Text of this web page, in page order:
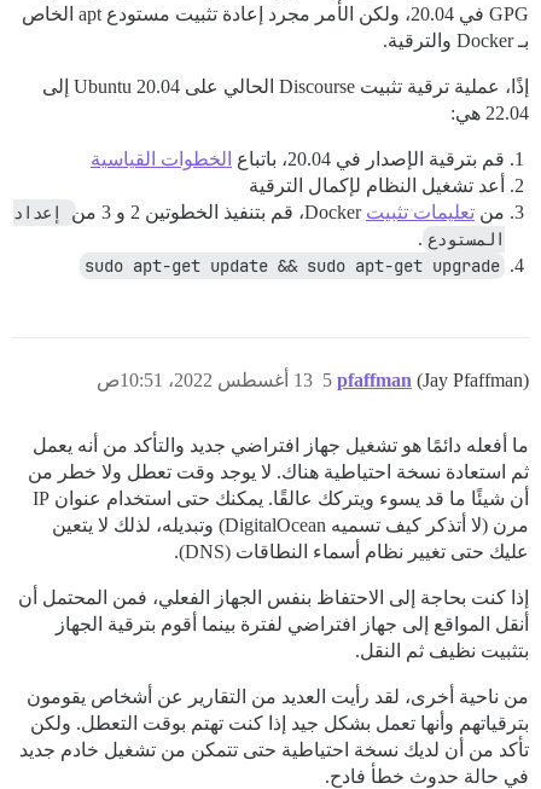
GPG في 20.04، ولكن الأمر مجرد إعادة تثبيت مستودع apt الخاص
بـ Docker والترقية.
إذًا، عملية ترقية تثبيت Discourse الحالي على Ubuntu 20.04 إلى
22.04 هي:
قم بترقية الإصدار في 20.04، باتباع
الخطوات القياسية
أعد تشغيل النظام لإكمال الترقية
من تعليمات تثبيت Docker، قم بتنفيذ الخطوتين 2 و 3 من
المستودع .
sudo apt-get update && sudo apt-get upgrade
pfaffman (Jay Pfaffman) 13 أغسطس 2022، 10:51ص 5
ما أفعله دائمًا هو تشغيل جهاز افتراضي جديد والتأكد من أنه يعمل
ثم استعادة نسخة احتياطية هناك. لا يوجد وقت تعطل ولا خطر من
أن شيئًا ما قد يسوء ويتركك عالقًا. يمكنك حتى استخدام عنوان IP
مرن (لا أتذكر كيف تسميه DigitalOcean) وتبديله، لذلك لا يتعين
عليك حتى تغيير نظام أسماء النطاقات (DNS).
إذا كنت بحاجة إلى الاحتفاظ بنفس الجهاز الفعلي، فمن المحتمل أن
أنقل المواقع إلى جهاز افتراضي لفترة بينما أقوم بترقية الجهاز
بتثبيت نظيف ثم النقل.
من ناحية أخرى، لقد رأيت العديد من التقارير عن أشخاص يقومون
بترقياتهم وأنها تعمل بشكل جيد إذا كنت تهتم بوقت التعطل. ولكن
تأكد من أن لديك نسخة احتياطية حتى تتمكن من تشغيل خادم جديد
في حالة حدوث خطأ فادح.